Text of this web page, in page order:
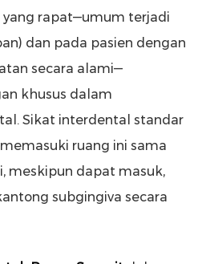
rapat—umum terjadi
dan pada pasien dengan
secara alami—
khusus dalam
Sikat interdental standar
ruang ini sama
meskipun dapat masuk,
subgingiva secara